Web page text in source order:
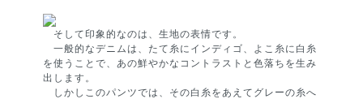
そして印象的なのは、生地の表情です。
一般的なデニムは、たて糸にインディゴ、よこ糸に白糸
を使うことで、あの鮮やかなコントラストと色落ちを生み
出します。
しかしこのパンツでは、その白糸をあえてグレーの糸へ